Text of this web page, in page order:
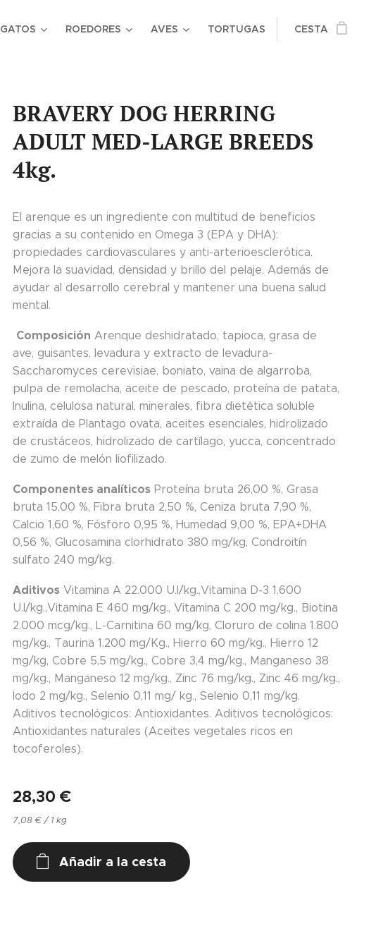
GATOS ROEDORES AVES TORTUGAS CESTA
BRAVERY DOG HERRING
ADULT MED-LARGE BREEDS
4kg.
El arenque es un ingrediente con multitud de beneficios
gracias a su contenido en Omega 3 (EPA y DHA):
propiedades cardiovasculares y anti-arterioesclerótica.
Mejora la suavidad, densidad y brillo del pelaje. Además de
ayudar al desarrollo cerebral y mantener una buena salud
mental.
Composición Arenque deshidratado, tapioca, grasa de
ave, guisantes, levadura y extracto de levadura-
Saccharomyces cerevisiae, boniato, vaina de algarroba,
pulpa de remolacha, aceite de pescado, proteína de patata,
Inulina, celulosa natural, minerales, fibra dietética soluble
extraída de Plantago ovata, aceites esenciales, hidrolizado
de crustáceos, hidrolizado de cartílago, yucca, concentrado
de zumo de melón liofilizado.
Componentes analíticos Proteína bruta 26,00 %, Grasa
bruta 15,00 %, Fibra bruta 2,50 %, Ceniza bruta 7,90 %,
Calcio 1,60 %, Fósforo 0,95 %, Humedad 9,00 %, EPA+DHA
0,56 %, Glucosamina clorhidrato 380 mg/kg, Condroitín
sulfato 240 mg/kg.
Aditivos Vitamina A 22.000 U.I/kg.,Vitamina D-3 1.600
U.I/kg.,Vitamina E 460 mg/kg., Vitamina C 200 mg/kg., Biotina
2.000 mcg/kg., L-Carnitina 60 mg/kg, Cloruro de colina 1.800
mg/kg., Taurina 1.200 mg/Kg., Hierro 60 mg/kg., Hierro 12
mg/kg, Cobre 5,5 mg/kg., Cobre 3,4 mg/kg., Manganeso 38
mg/kg., Manganeso 12 mg/kg., Zinc 76 mg/kg., Zinc 46 mg/kg.,
Iodo 2 mg/kg., Selenio 0,11 mg/ kg., Selenio 0,11 mg/kg.
Aditivos tecnológicos: Antioxidantes. Aditivos tecnológicos:
Antioxidantes naturales (Aceites vegetales ricos en
tocoferoles).
28,30 €
7,08 € / 1 kg
Añadir a la cesta